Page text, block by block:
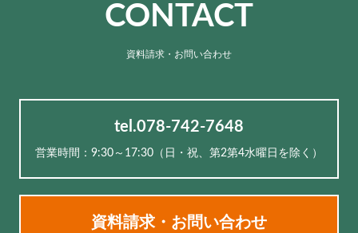
CONTACT
資料請求・お問い合わせ
tel.078-742-7648
営業時間：9:30～17:30（⽇・祝、第2第4水曜日を除く）
資料請求・お問い合わせ